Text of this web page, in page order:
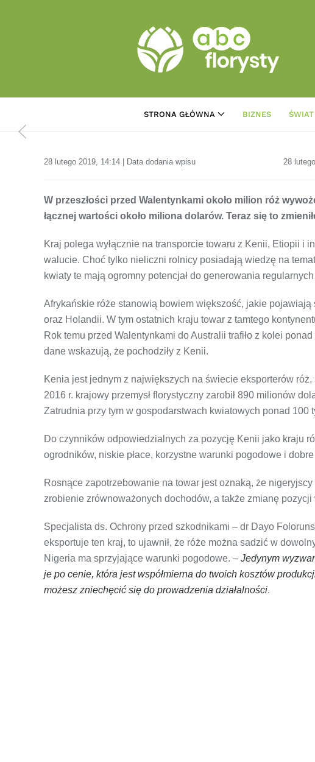
STRONA GŁÓWNA BIZNES ŚWIAT
28 lutego 2019, 14:14 | Data dodania wpisu 28
W przeszłości przed Walentynkami około milion róż
łącznej wartości około miliona dolarów. Teraz się to
Kraj polega wyłącznie na transporcie towaru z Kenii, Etiopii i
walucie. Choć tylko nieliczni rolnicy posiadają wiedzę na
kwiaty te mają ogromny potencjał do generowania
Afrykańskie róże stanowią bowiem większość, jakie
oraz Holandii. W tym ostatnich kraju towar z tamtego
Rok temu przed Walentynkami do Australii trafiło z kolei
dane wskazują, że pochodziły z Kenii.
Kenia jest jednym z największych na świecie eksporterów
2016 r. krajowy przemysł florystyczny zarobił 890 milionów
Zatrudnia przy tym w gospodarstwach kwiatowych ponad 100
Do czynników odpowiedzialnych za pozycję Kenii jako kraju
ogrodników, niskie płace, korzystne warunki pogodowe i
Rosnące zapotrzebowanie na towar jest oznaką, że
zrobienie zrównoważonych dochodów, a także zmianę
Specjalista ds. Ochrony przed szkodnikami – dr Dayo
eksportuje ten kraj, to ujawnił, że róże można sadzić w
Nigeria ma sprzyjające warunki pogodowe. – Jedynym
je po cenie, która jest współmierna do twoich kosztów
możesz zniechęcić się do prowadzenia działalności.